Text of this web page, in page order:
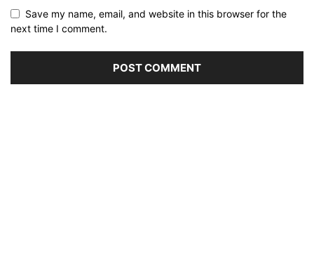
Save my name, email, and website in this browser for the
next time I comment.